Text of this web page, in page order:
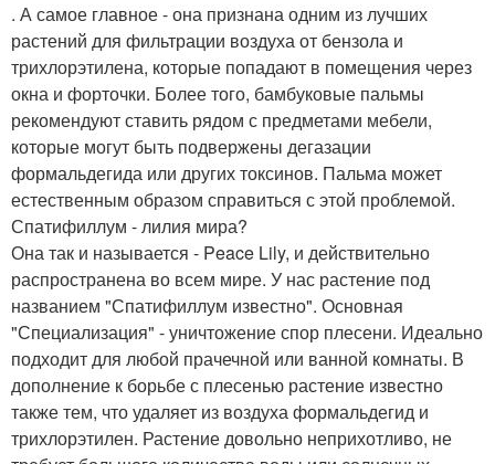
. А самое главное - она признана одним из лучших
растений для фильтрации воздуха от бензола и
трихлорэтилена, которые попадают в помещения через
окна и форточки. Более того, бамбуковые пальмы
рекомендуют ставить рядом с предметами мебели,
которые могут быть подвержены дегазации
формальдегида или других токсинов. Пальма может
естественным образом справиться с этой проблемой.
Спатифиллум - лилия мира?
Она так и называется - Peace Lily, и действительно
распространена во всем мире. У нас растение под
названием "Спатифиллум известно". Основная
"Специализация" - уничтожение спор плесени. Идеально
подходит для любой прачечной или ванной комнаты. В
дополнение к борьбе с плесенью растение известно
также тем, что удаляет из воздуха формальдегид и
трихлорэтилен. Растение довольно неприхотливо, не